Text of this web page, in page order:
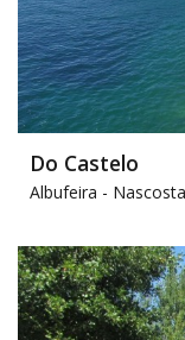
Do Castelo
Albufeira -